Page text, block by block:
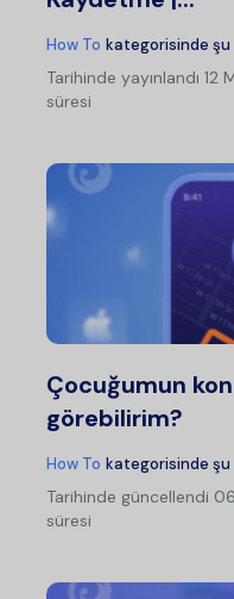
How To kategorisinde şu
Tarihinde yayınlandı 12
süresi
Çocuğumun
görebilirim?
How To kategorisinde şu
Tarihinde güncellendi
süresi